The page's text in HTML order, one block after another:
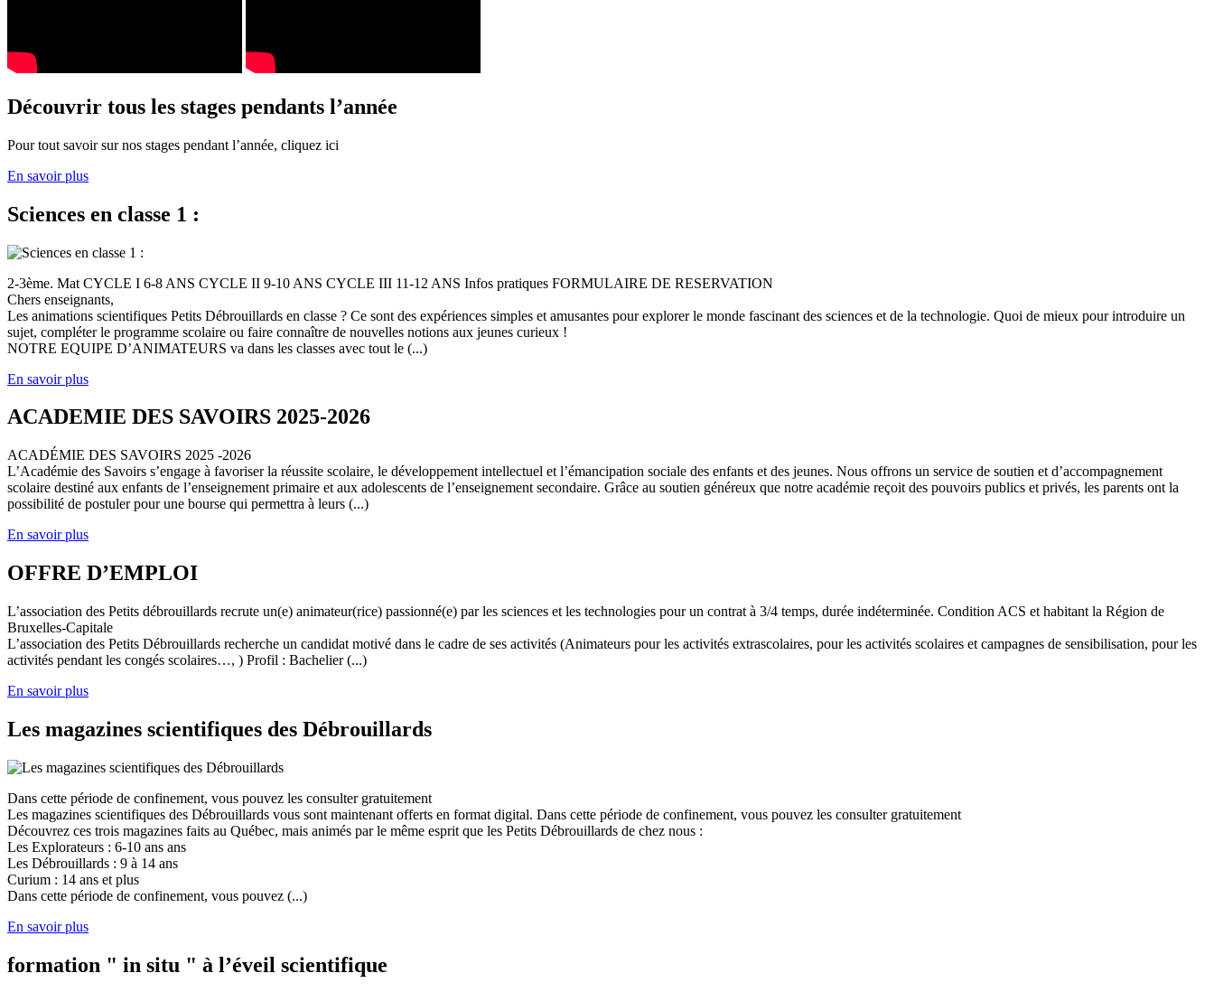
Découvrir tous les stages pendants l’année
Pour tout savoir sur nos stages pendant l’année, cliquez ici
En savoir plus
Sciences en classe 1 :
2-3ème. Mat CYCLE I 6-8 ANS CYCLE II 9-10 ANS CYCLE III 11-12 ANS Infos pratiques FORMULAIRE DE RESERVATION
Chers enseignants,
Les animations scientifiques Petits Débrouillards en classe ? Ce sont des expériences simples et amusantes pour explorer le monde fascinant des sciences et de la technologie. Quoi de mieux pour introduire un
sujet, compléter le programme scolaire ou faire connaître de nouvelles notions aux jeunes curieux !
NOTRE EQUIPE D’ANIMATEURS va dans les classes avec tout le (...)
En savoir plus
ACADEMIE DES SAVOIRS 2025-2026
ACADÉMIE DES SAVOIRS 2025 -2026
L’Académie des Savoirs s’engage à favoriser la réussite scolaire, le développement intellectuel et l’émancipation sociale des enfants et des jeunes. Nous offrons un service de soutien et d’accompagnement
scolaire destiné aux enfants de l’enseignement primaire et aux adolescents de l’enseignement secondaire. Grâce au soutien généreux que notre académie reçoit des pouvoirs publics et privés, les parents ont la
possibilité de postuler pour une bourse qui permettra à leurs (...)
En savoir plus
OFFRE D’EMPLOI
L’association des Petits débrouillards recrute un(e) animateur(rice) passionné(e) par les sciences et les technologies pour un contrat à 3/4 temps, durée indéterminée. Condition ACS et habitant la Région de
Bruxelles-Capitale
L’association des Petits Débrouillards recherche un candidat motivé dans le cadre de ses activités (Animateurs pour les activités extrascolaires, pour les activités scolaires et campagnes de sensibilisation, pour les
activités pendant les congés scolaires…, ) Profil : Bachelier (...)
En savoir plus
Les magazines scientifiques des Débrouillards
Dans cette période de confinement, vous pouvez les consulter gratuitement
Les magazines scientifiques des Débrouillards vous sont maintenant offerts en format digital. Dans cette période de confinement, vous pouvez les consulter gratuitement
Découvrez ces trois magazines faits au Québec, mais animés par le même esprit que les Petits Débrouillards de chez nous :
Les Explorateurs : 6-10 ans ans
Les Débrouillards : 9 à 14 ans
Curium : 14 ans et plus
Dans cette période de confinement, vous pouvez (...)
En savoir plus
formation " in situ " à l’éveil scientifique